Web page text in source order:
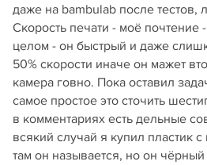
даже на bambulab после тестов,
Скорость печати - моё
целом - он быстрый и даже
50% скорости иначе он мажет
камера говно. Пока оставил
самое простое это сточить
в комментариях есть дельные
всякий случай я купил пластик
там он называется, но он чёрный